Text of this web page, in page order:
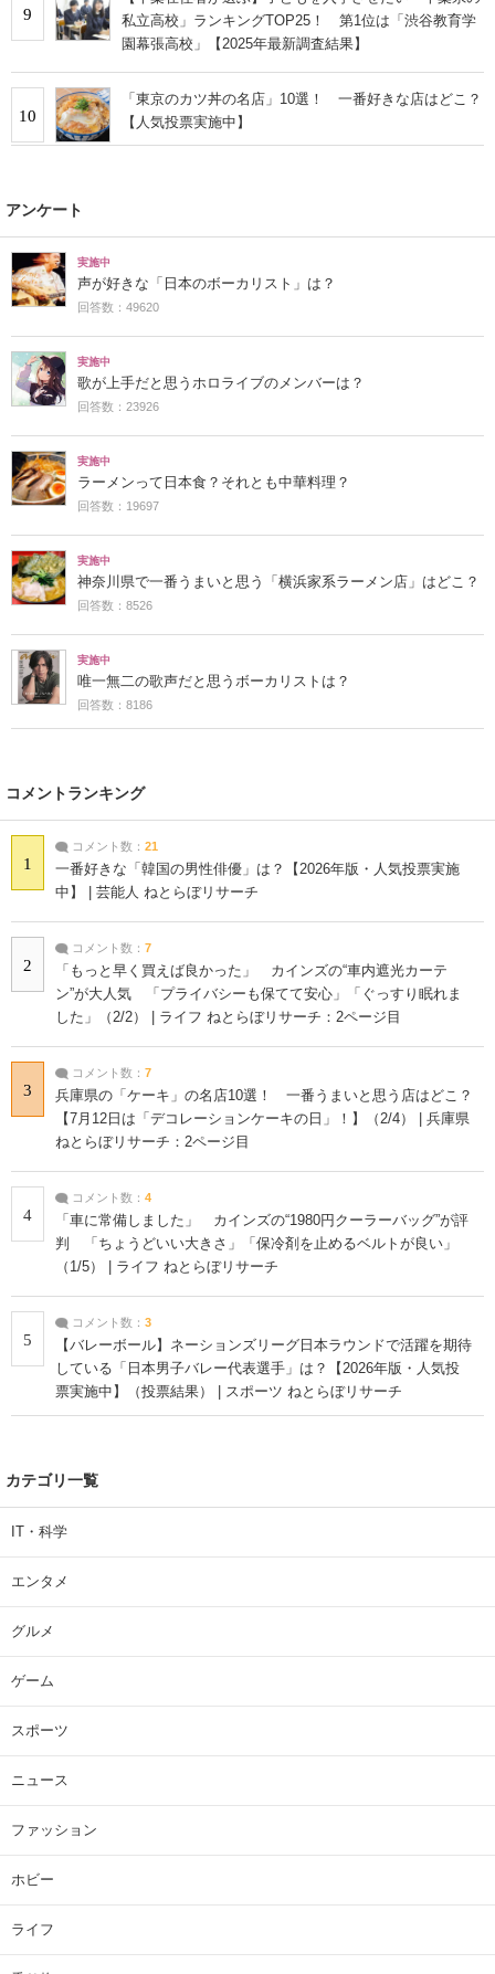
9
私立高校」ランキングTOP25！ 第1位は「渋谷教育学
園幕張高校」【2025年最新調査結果】
10
「東京のカツ丼の名店」10選！ 一番好きな店はどこ？
【人気投票実施中】
アンケート
実施中
声が好きな「日本のボーカリスト」は？
回答数：49620
実施中
歌が上手だと思うホロライブのメンバーは？
回答数：23926
実施中
ラーメンって日本食？それとも中華料理？
回答数：19697
実施中
神奈川県で一番うまいと思う「横浜家系ラーメン店」はどこ？
回答数：8526
実施中
唯一無二の歌声だと思うボーカリストは？
回答数：8186
コメントランキング
1
コメント数： 21
一番好きな「韓国の男性俳優」は？【2026年版・人気投票実施
中】 | 芸能人 ねとらぼリサーチ
2
コメント数： 7
「もっと早く買えば良かった」 カインズの“車内遮光カーテ
ン”が大人気 「プライバシーも保てて安心」「ぐっすり眠れま
した」（2/2） | ライフ ねとらぼリサーチ：2ページ目
3
コメント数： 7
兵庫県の「ケーキ」の名店10選！ 一番うまいと思う店はどこ？
【7月12日は「デコレーションケーキの日」！】（2/4） | 兵庫県
ねとらぼリサーチ：2ページ目
4
コメント数： 4
「車に常備しました」 カインズの“1980円クーラーバッグ”が評
判 「ちょうどいい大きさ」「保冷剤を止めるベルトが良い」
（1/5） | ライフ ねとらぼリサーチ
5
コメント数： 3
【バレーボール】ネーションズリーグ日本ラウンドで活躍を期待
している「日本男子バレー代表選手」は？【2026年版・人気投
票実施中】（投票結果） | スポーツ ねとらぼリサーチ
カテゴリ一覧
IT・科学
エンタメ
グルメ
ゲーム
スポーツ
ニュース
ファッション
ホビー
ライフ